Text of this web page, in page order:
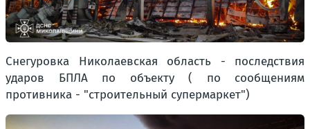
Снегуровка Николаевская область - последствия
ударов БПЛА по объекту ( по сообщениям
противника - "строительный супермаркет")